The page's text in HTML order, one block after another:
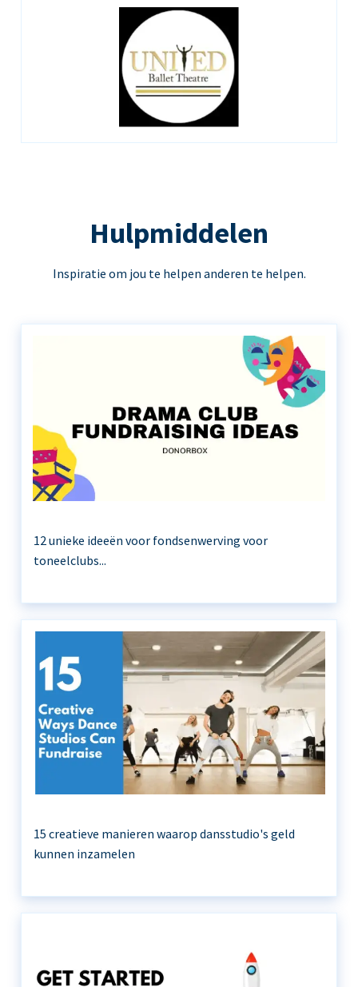
Hulpmiddelen
Inspiratie om jou te helpen anderen te helpen.
12 unieke ideeën voor fondsenwerving voor
toneelclubs...
15 creatieve manieren waarop dansstudio's geld
kunnen inzamelen